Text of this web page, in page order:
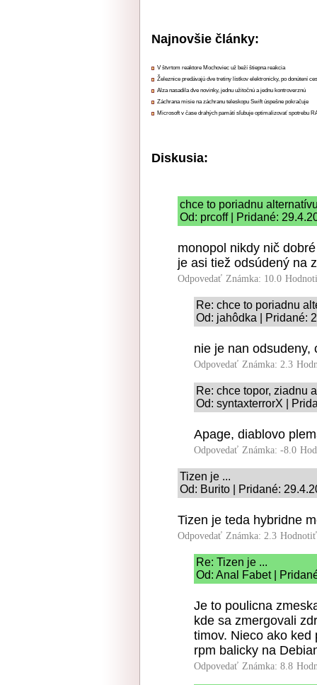
Najnovšie články:
V štvrtom reaktore Mochoviec už beží štiepna reakcia
Železnice predávajú dve tretiny lístkov elektronicky, po donútení
Alza nasadila dve novinky, jednu užitočnú a jednu kontroverznú
Záchrana misie na záchranu teleskopu Swift úspešne pokračuje
Microsoft v čase drahých pamätí sľubuje optimalizovať spotrebu
Diskusia:
chce to poriadnu
Od: prcoff | Pridané:
monopol nikdy nič
je asi tiež odsúdený na
Odpovedať Známka: 10.0
Re: chce to poriadnu
Od: jahôdka | Pridané:
nie je nan odsudeny,
Odpovedať Známka: 2.3
Re: chce topor, ziadnu
Od: syntaxterrorX |
Apage, diablovo
Odpovedať Známka: -8.0
Tizen je ...
Od: Burito | Pridané:
Tizen je teda hybridne
Odpovedať Známka: 2.3
Re: Tizen je ...
Od: Anal Fabet |
Je to poulicna
kde sa zmergovali
timov. Nieco ako ked
rpm balicky na
Odpovedať Známka: 8.8